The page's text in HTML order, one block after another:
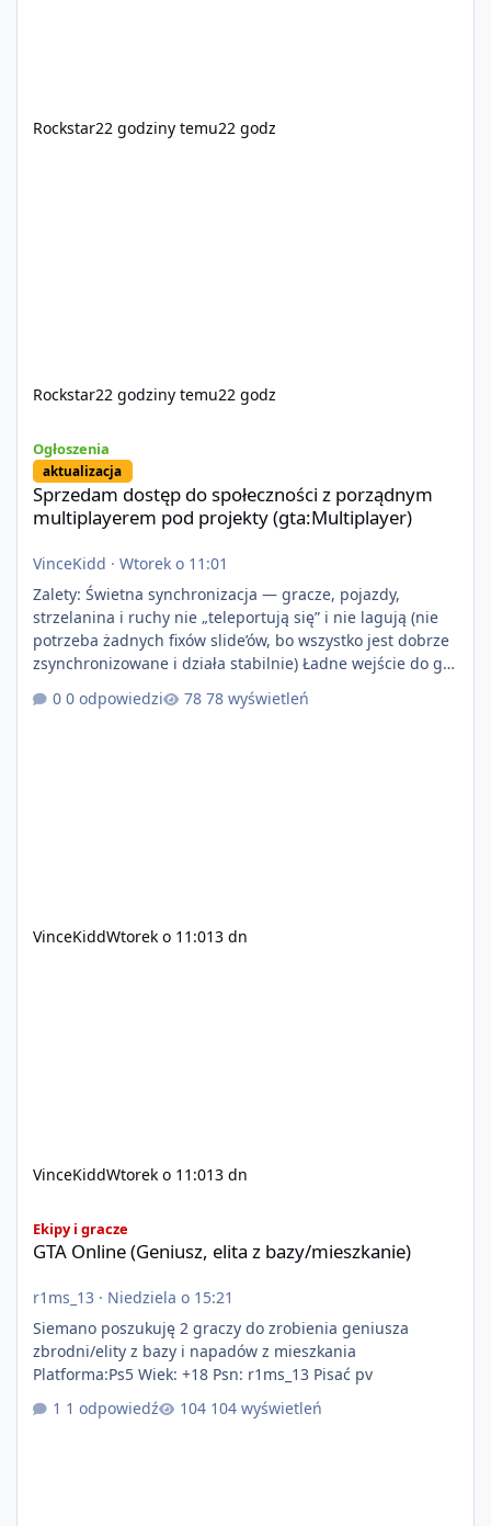
Rockstar22 godziny temu22 godz
Rockstar22 godziny temu22 godz
Ogłoszenia
aktualizacja
Sprzedam dostęp do społeczności z porządnym
multiplayerem pod projekty (gta:Multiplayer)
VinceKidd · Wtorek o 11:01
Zalety: Świetna synchronizacja — gracze, pojazdy,
strzelanina i ruchy nie „teleportują się” i nie lagują (nie
potrzeba żadnych fixów slide’ów, bo wszystko jest dobrze
zsynchronizowane i działa stabilnie) Ładne wejście do gry
+ solidny antycheat na poziomie multiplayera Wygodne
pisanie własnych modów i skryptów (wsparcie C# / JS /
0 odpowiedzi 78 wyświetleń
VinceKiddWtorek o 11:013 dn
VinceKiddWtorek o 11:013 dn
Ekipy i gracze
GTA Online (Geniusz, elita z bazy/mieszkanie)
r1ms_13 · Niedziela o 15:21
Siemano poszukuję 2 graczy do zrobienia geniusza
zbrodni/elity z bazy i napadów z mieszkania
Platforma:Ps5 Wiek: +18 Psn: r1ms_13 Pisać pv
1 odpowiedź
104 wyświetleń